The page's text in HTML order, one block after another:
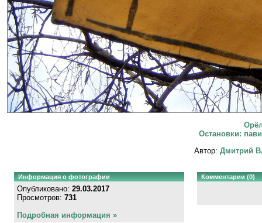
Остановки:
Автор: Дмитрий
Информация о фотографии
Опубликовано: 29.03.2017
Просмотров: 731
Подробная информация »
Комментарии (0)